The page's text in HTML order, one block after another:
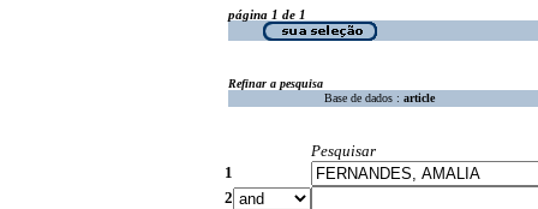
página 1 de 1
Refinar a pesquisa
Base de dados : article
Pesquisar
1
2